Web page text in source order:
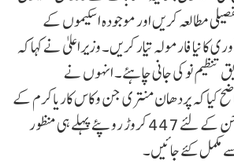
مطالعہ کریں اور موجودہ اسکیموں کے
کا نیا فارمولہ تیار کریں۔ وزیراعلیٰ نے کہا کہ
تنظیم نو کی جانی چاہئے۔ انہوں نے
کیا کہ پردھان منتری جن وکاس کاریاکرم کے
تحت زیر التواء تمام کام جن کے لئے 447 کروڑ روپئے پہلے ہی منظور
مکمل کئے جائیں۔